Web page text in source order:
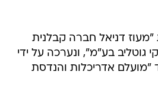
"מעוז דניאל חברה קבלנית
גוטליב בע"מ", ונערכה על ידי
אדריכלות והנדסת